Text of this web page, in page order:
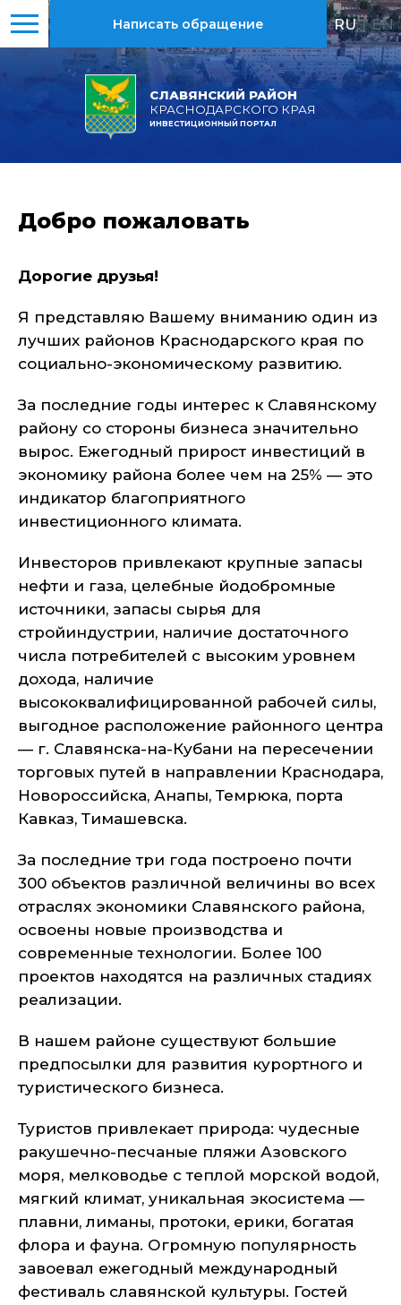
СЛАВЯНСКИЙ РАЙОН
КРАСНОДАРСКОГО КРАЯ
ИНВЕСТИЦИОННЫЙ ПОРТАЛ
Написать обращение RU | EN
Добро пожаловать
Дорогие друзья!
Я представляю Вашему вниманию один из
лучших районов Краснодарского края по
социально-экономическому развитию.
За последние годы интерес к Славянскому
району со стороны бизнеса значительно
вырос. Ежегодный прирост инвестиций в
экономику района более чем на 25% — это
индикатор благоприятного
инвестиционного климата.
Инвесторов привлекают крупные запасы
нефти и газа, целебные йодобромные
источники, запасы сырья для
стройиндустрии, наличие достаточного
числа потребителей с высоким уровнем
дохода, наличие
высококвалифицированной рабочей силы,
выгодное расположение районного центра
— г. Славянска-на-Кубани на пересечении
торговых путей в направлении Краснодара,
Новороссийска, Анапы, Темрюка, порта
Кавказ, Тимашевска.
За последние три года построено почти
300 объектов различной величины во всех
отраслях экономики Славянского района,
освоены новые производства и
современные технологии. Более 100
проектов находятся на различных стадиях
реализации.
В нашем районе существуют большие
предпосылки для развития курортного и
туристического бизнеса.
Туристов привлекает природа: чудесные
ракушечно-песчаные пляжи Азовского
моря, мелководье с теплой морской водой,
мягкий климат, уникальная экосистема —
плавни, лиманы, протоки, ерики, богатая
флора и фауна. Огромную популярность
завоевал ежегодный международный
фестиваль славянской культуры. Гостей